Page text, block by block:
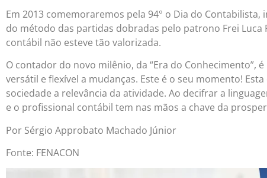
Em 2013 comemoraremos pela 94° o Dia do
do método das partidas dobradas pelo patrono Frei Luca
contábil não esteve tão valorizada.
O contador do novo milênio, da “Era do Conhecimento”,
versátil e flexível a mudanças. Este é o seu momento!
sociedade a relevância da atividade. Ao decifrar a
e o profissional contábil tem nas mãos a chave da
Por Sérgio Approbato Machado Júnior
Fonte: FENACON